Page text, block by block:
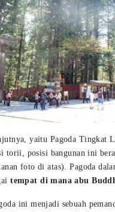
yaitu Pagoda Tingkat
torii, posisi bangunan ini
foto di atas). Pagoda
tempat di mana abu
ini menjadi sebuah